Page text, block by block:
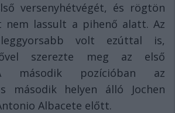
versenyhétvégét, és rögtön
nem lassult a pihenő alatt. Az
volt ezúttal is,
szerezte meg az első
második pozícióban az
második helyen álló Jochen
Albacete előtt.